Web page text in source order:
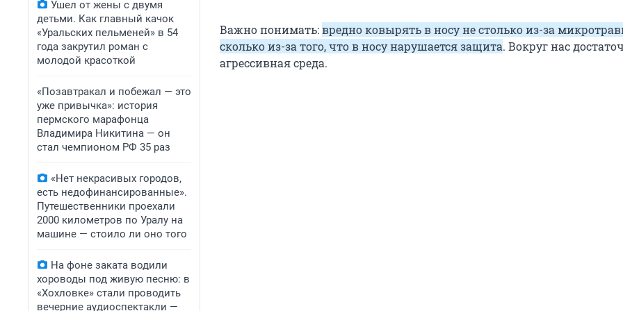
Ушел от жены с двумя
детьми. Как главный качок
«Уральских пельменей» в 54
года закрутил роман с
молодой красоткой
«Позавтракал и побежал — это
уже привычка»: история
пермского марафонца
Владимира Никитина — он
стал чемпионом РФ 35 раз
«Нет некрасивых городов,
есть недофинансированные».
Путешественники проехали
2000 километров по Уралу на
машине — стоило ли оно того
На фоне заката водили
хороводы под живую песню: в
«Хохловке» стали проводить
вечерние аудиоспектакли —
Важно понимать:вредно ковырять в носу не столько из-за
сколько из-за того, что в носу нарушается защита. Вокруг нас
агрессивная среда.